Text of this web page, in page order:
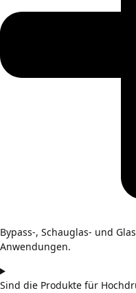
Bypass-, Schauglas- und
Anwendungen.
Sind die Produkte für